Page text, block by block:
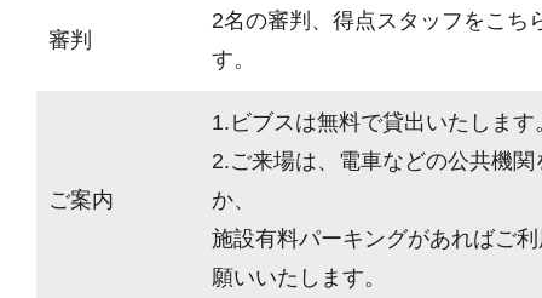
審判
2名の審判、得点スタッフをこち
す。
ご案内
1.ビブスは無料で貸出いたします
2.ご来場は、電車などの公共機
か、
施設有料パーキングがあればご
願いいたします。